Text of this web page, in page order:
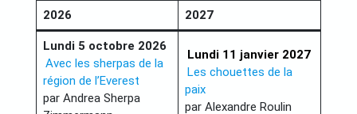
2026 2027
Lundi 5 octobre 2026
Avec les sherpas de la
région de l’Everest
par Andrea Sherpa
Lundi 11 janvier 2027
Les chouettes de la
paix
par Alexandre Roulin